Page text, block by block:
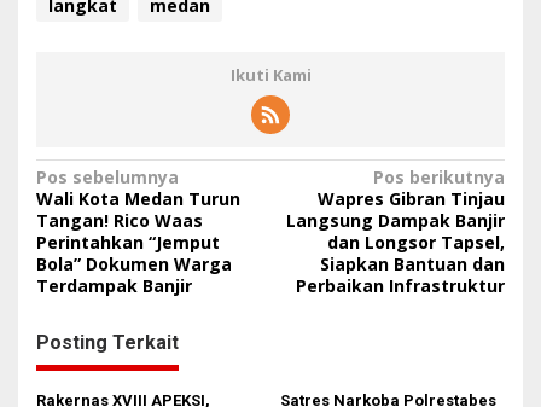
langkat medan
Ikuti Kami
N
a
v
i
a
s
Pos sebelumnya
Wali Kota Medan Turun
Tangan! Rico Waas
Perintahkan “Jemput
Bola” Dokumen Warga
Terdampak Banjir
Pos berikutnya
Wapres Gibran Tinjau
Langsung Dampak Banjir
dan Longsor Tapsel,
Siapkan Bantuan dan
Perbaikan Infrastruktur
Posting Terkait
Rakernas XVIII APEKSI,
Satres Narkoba Polrestabes